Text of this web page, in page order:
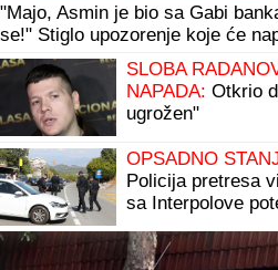
"Majo, Asmin je bio sa Gabi
se!" Stiglo upozorenje koje će
SLOBA
NAPADA: Otkrio
ugrožen"
OPSADNO
Policija pretresa
sa Interpolove